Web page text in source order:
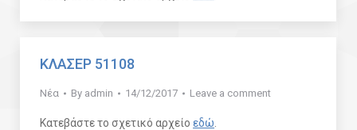
ΚΛΑΣΕΡ 51108
Νέα By admin 14/12/2017 Leave a comment
Κατεβάστε το σχετικό αρχείο εδώ